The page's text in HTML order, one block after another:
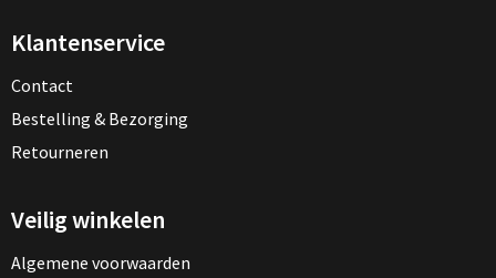
Klantenservice
Contact
Bestelling & Bezorging
Retourneren
Veilig winkelen
Algemene voorwaarden